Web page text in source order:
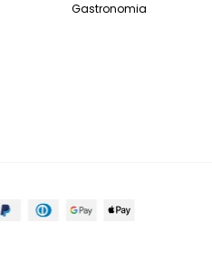
Gastronomia